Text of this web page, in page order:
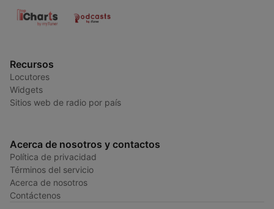
Recursos
Locutores
Widgets
Sitios web de radio por país
Acerca de nosotros y contactos
Política de privacidad
Términos del servicio
Acerca de nosotros
Contáctenos